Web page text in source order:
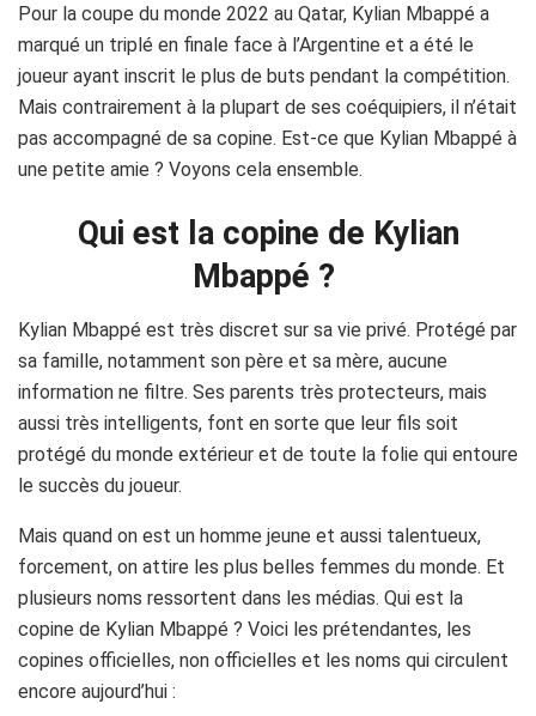
Pour la coupe du monde 2022 au Qatar, Kylian Mbappé a
marqué un triplé en finale face à l’Argentine et a été le
joueur ayant inscrit le plus de buts pendant la compétition.
Mais contrairement à la plupart de ses coéquipiers, il n’était
pas accompagné de sa copine. Est-ce que Kylian Mbappé à
une petite amie ? Voyons cela ensemble.
Qui est la copine de Kylian
Mbappé ?
Kylian Mbappé est très discret sur sa vie privé. Protégé par
sa famille, notamment son père et sa mère, aucune
information ne filtre. Ses parents très protecteurs, mais
aussi très intelligents, font en sorte que leur fils soit
protégé du monde extérieur et de toute la folie qui entoure
le succès du joueur.
Mais quand on est un homme jeune et aussi talentueux,
forcement, on attire les plus belles femmes du monde. Et
plusieurs noms ressortent dans les médias. Qui est la
copine de Kylian Mbappé ? Voici les prétendantes, les
copines officielles, non officielles et les noms qui circulent
encore aujourd’hui :